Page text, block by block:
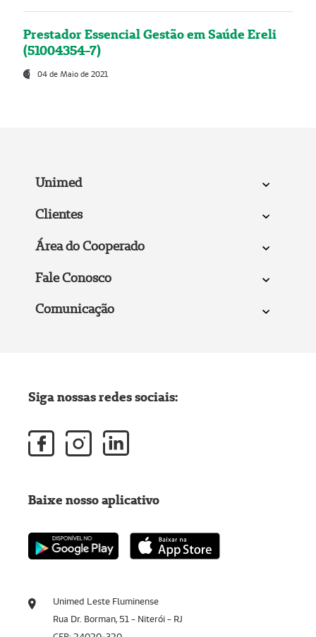
Prestador Essencial Gestão em Saúde Ereli
(51004354-7)
04 de Maio de 2021
Unimed
Clientes
Área do Cooperado
Fale Conosco
Comunicação
Unimed Leste Fluminense
Rua Dr. Borman, 51 - Niterói - RJ
Siga nossas redes sociais:
Baixe nosso aplicativo